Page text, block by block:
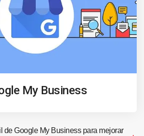
My Business
de Google My Business para mejorar